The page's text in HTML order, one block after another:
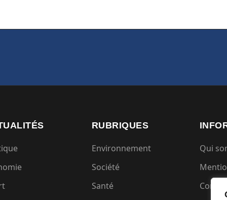
RUBRIQUES
Environnement
Société
Santé
Qui